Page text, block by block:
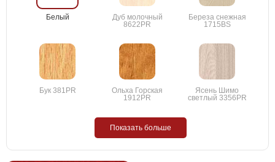
Белый
Дуб молочный
8622PR
Береза снежная
1715BS
Бук 381PR
Ольха Горская
1912PR
Ясень Шимо
светлый 3356PR
Показать больше